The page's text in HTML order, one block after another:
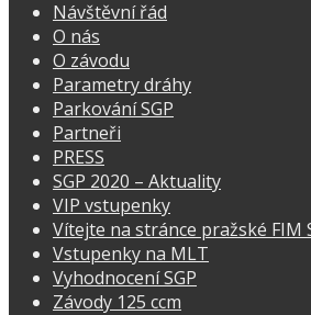
Návštěvní řád
O nás
O závodu
Parametry dráhy
Parkování SGP
Partneři
PRESS
SGP 2020 – Aktuality
VIP vstupenky
Vítejte na stránce pražské FIM
Vstupenky na MLT
Vyhodnocení SGP
Závody 125 ccm